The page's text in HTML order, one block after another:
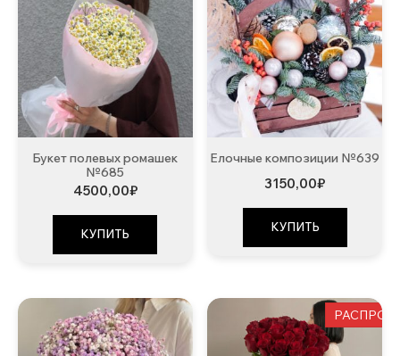
Букет полевых ромашек
№685
4500,00₽
КУПИТЬ
Елочные композиции №639
3150,00₽
КУПИТЬ